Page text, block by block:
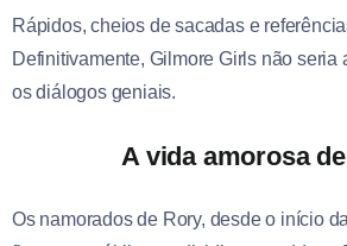
Rápidos, cheios de sacadas e
Definitivamente, Gilmore Girls não seria
os diálogos geniais.
A vida amorosa
Os namorados de Rory, desde o início